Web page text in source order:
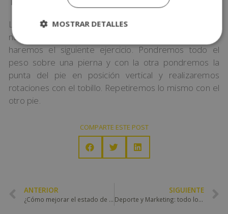
Los tobillos son los encargados de soportar todo
nuestro peso. Es fundamental calentarnos y para ello
haremos el siguiente ejercicio. Pondremos todo el
peso sobre una pierna y con la otra pondremos la
punta del pie en posición vertical y realizaremos
rotaciones con el tobillo. Repetiremos lo mismo con el
otro pie.
COMPARTE ESTE POST
ANTERIOR
¿Cómo mejorar el estado de ánimo?
SIGUIENTE
Deporte y Marketing: todo lo que debes saber
MOSTRAR DETALLES